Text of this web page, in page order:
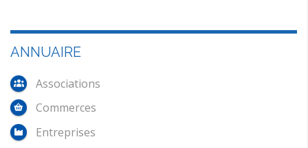
ANNUAIRE
Associations
Commerces
Entreprises